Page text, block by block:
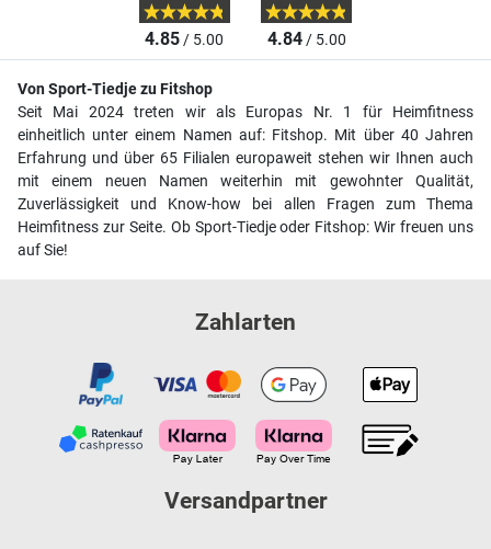
4.85/ 5.00 4.84/ 5.00
Von Sport-Tiedje zu Fitshop
Seit Mai 2024 treten wir als Europas Nr. 1 für Heimfitness
einheitlich unter einem Namen auf: Fitshop. Mit über 40 Jahren
Erfahrung und über 65 Filialen europaweit stehen wir Ihnen auch
mit einem neuen Namen weiterhin mit gewohnter Qualität,
Zuverlässigkeit und Know-how bei allen Fragen zum Thema
Heimfitness zur Seite. Ob Sport-Tiedje oder Fitshop: Wir freuen uns
auf Sie!
Zahlarten
Versandpartner